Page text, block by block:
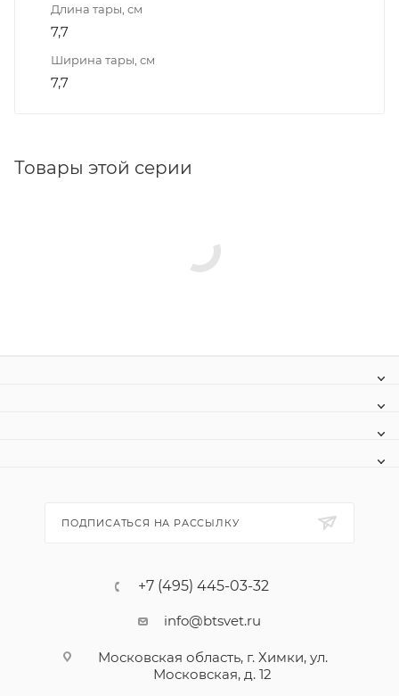
Длина тары, см
7,7
Ширина тары, см
7,7
Товары этой серии
ПОДПИСАТЬСЯ НА РАССЫЛКУ
+7 (495) 445-03-32
info@btsvet.ru
Московская область, г. Химки, ул.
Московская, д. 12